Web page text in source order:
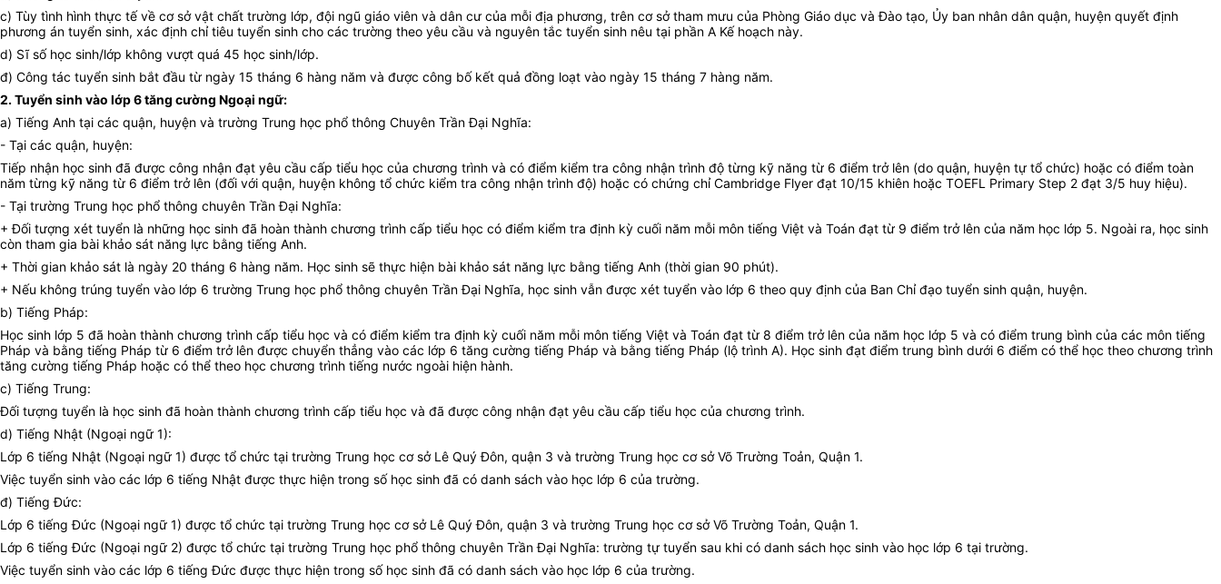
c) Tùy tình hình thực tế về cơ sở vật chất trường lớp, đội ngũ giáo viên và dân cư của mỗi địa phương, trên cơ sở tham mưu của Phòng Giáo dục và Đào tạo, Ủy ban nhân dân quận, huyện quyết định
phương án tuyển sinh, xác định chỉ tiêu tuyển sinh cho các trường theo yêu cầu và nguyên tắc tuyển sinh nêu tại phần A Kế hoạch này.
d) Sĩ số học sinh/lớp không vượt quá 45 học sinh/lớp.
đ) Công tác tuyển sinh bắt đầu từ ngày 15 tháng 6 hàng năm và được công bố kết quả đồng loạt vào ngày 15 tháng 7 hàng năm.
2. Tuyển sinh vào lớp 6 tăng cường Ngoại ngữ:
a) Tiếng Anh tại các quận, huyện và trường Trung học phổ thông Chuyên Trần Đại Nghĩa:
- Tại các quận, huyện:
Tiếp nhận học sinh đã được công nhận đạt yêu cầu cấp tiểu học của chương trình và có điểm kiểm tra công nhận trình độ từng kỹ năng từ 6 điểm trở lên (do quận, huyện tự tổ chức) hoặc có điểm toàn
năm từng kỹ năng từ 6 điểm trở lên (đối với quận, huyện không tổ chức kiểm tra công nhận trình độ) hoặc có chứng chỉ Cambridge Flyer đạt 10/15 khiên hoặc TOEFL Primary Step 2 đạt 3/5 huy hiệu).
- Tại trường Trung học phổ thông chuyên Trần Đại Nghĩa:
+ Đối tượng xét tuyển là những học sinh đã hoàn thành chương trình cấp tiểu học có điểm kiểm tra định kỳ cuối năm mỗi môn tiếng Việt và Toán đạt từ 9 điểm trở lên của năm học lớp 5. Ngoài ra, học sinh
còn tham gia bài khảo sát năng lực bằng tiếng Anh.
+ Thời gian khảo sát là ngày 20 tháng 6 hàng năm. Học sinh sẽ thực hiện bài khảo sát năng lực bằng tiếng Anh (thời gian 90 phút).
+ Nếu không trúng tuyển vào lớp 6 trường Trung học phổ thông chuyên Trần Đại Nghĩa, học sinh vẫn được xét tuyển vào lớp 6 theo quy định của Ban Chỉ đạo tuyển sinh quận, huyện.
b) Tiếng Pháp:
Học sinh lớp 5 đã hoàn thành chương trình cấp tiểu học và có điểm kiểm tra định kỳ cuối năm mỗi môn tiếng Việt và Toán đạt từ 8 điểm trở lên của năm học lớp 5 và có điểm trung bình của các môn tiếng
Pháp và bằng tiếng Pháp từ 6 điểm trở lên được chuyển thẳng vào các lớp 6 tăng cường tiếng Pháp và bằng tiếng Pháp (lộ trình A). Học sinh đạt điểm trung bình dưới 6 điểm có thể học theo chương trình
tăng cường tiếng Pháp hoặc có thể theo học chương trình tiếng nước ngoài hiện hành.
c) Tiếng Trung:
Đối tượng tuyển là học sinh đã hoàn thành chương trình cấp tiểu học và đã được công nhận đạt yêu cầu cấp tiểu học của chương trình.
d) Tiếng Nhật (Ngoại ngữ 1):
Lớp 6 tiếng Nhật (Ngoại ngữ 1) được tổ chức tại trường Trung học cơ sở Lê Quý Đôn, quận 3 và trường Trung học cơ sở Võ Trường Toản, Quận 1.
Việc tuyển sinh vào các lớp 6 tiếng Nhật được thực hiện trong số học sinh đã có danh sách vào học lớp 6 của trường.
đ) Tiếng Đức:
Lớp 6 tiếng Đức (Ngoại ngữ 1) được tổ chức tại trường Trung học cơ sở Lê Quý Đôn, quận 3 và trường Trung học cơ sở Võ Trường Toản, Quận 1.
Lớp 6 tiếng Đức (Ngoại ngữ 2) được tổ chức tại trường Trung học phổ thông chuyên Trần Đại Nghĩa: trường tự tuyển sau khi có danh sách học sinh vào học lớp 6 tại trường.
Việc tuyển sinh vào các lớp 6 tiếng Đức được thực hiện trong số học sinh đã có danh sách vào học lớp 6 của trường.